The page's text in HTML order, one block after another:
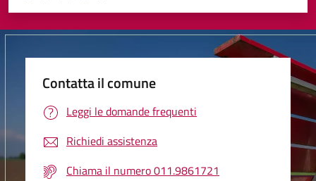
Valuta 5 stelle su 5
Valuta 4 stelle su 5
Valuta 3 stelle su 5
Valuta 2 stelle su 5
Valuta 1 stelle su 5
Contatta il comune
Leggi le domande frequenti
Richiedi assistenza
Chiama il numero 011.9861721